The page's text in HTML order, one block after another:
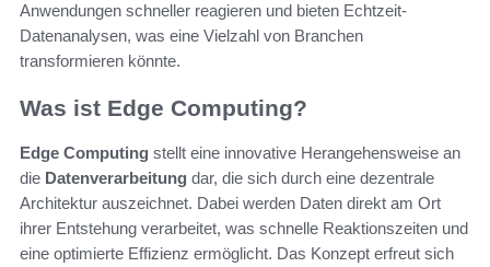
Anwendungen schneller reagieren und bieten Echtzeit-
Datenanalysen, was eine Vielzahl von Branchen
transformieren könnte.
Was ist Edge Computing?
Edge Computing stellt eine innovative Herangehensweise an
die Datenverarbeitung dar, die sich durch eine dezentrale
Architektur auszeichnet. Dabei werden Daten direkt am Ort
ihrer Entstehung verarbeitet, was schnelle Reaktionszeiten und
eine optimierte Effizienz ermöglicht. Das Konzept erfreut sich